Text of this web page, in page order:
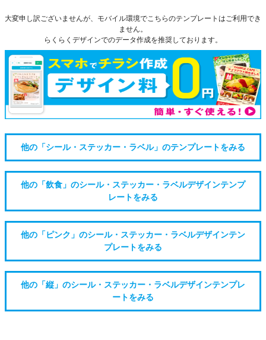
大変申し訳ございませんが、モバイル環境でこちらのテンプレートはご利用でき
ません。
らくらくデザインでのデータ作成を推奨しております。
他の「シール・ステッカー・ラベル」のテンプレートをみる
他の「飲食」のシール・ステッカー・ラベルデザインテンプ
レートをみる
他の「ピンク」のシール・ステッカー・ラベルデザインテン
プレートをみる
他の「縦」のシール・ステッカー・ラベルデザインテンプレ
ートをみる